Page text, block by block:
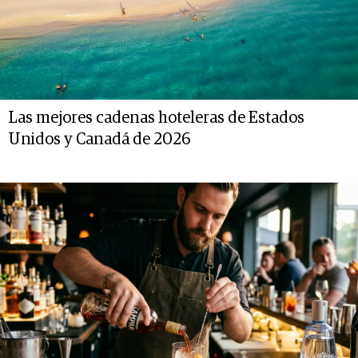
Las mejores cadenas hoteleras de Estados
Unidos y Canadá de 2026